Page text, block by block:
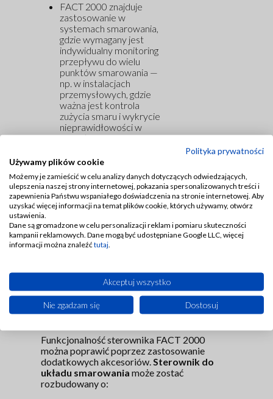
FACT 2000 znajduje
zastosowanie w
systemach smarowania,
gdzie wymagany jest
indywidualny monitoring
przepływu do wielu
punktów smarowania —
np. w instalacjach
przemysłowych, gdzie
ważna jest kontrola
zużycia smaru i wykrycie
nieprawidłowości w
przepływie.
Pliki do pobrania:
sterownik FACT 2000
Sterownik układów
centralnego smarowania–
dodatkowe akcesoria
Funkcjonalność sterownika FACT 2000
można poprawić poprzez zastosowanie
dodatkowych akcesoriów.Sterownik do
układu smarowania może zostać
rozbudowany o:
Polityka prywatności
Używamy plików cookie
Możemy je zamieścić w celu analizy danych dotyczących odwiedzających,
ulepszenia naszej strony internetowej, pokazania spersonalizowanych treści i
zapewnienia Państwu wspaniałego doświadczenia na stronie internetowej. Aby
uzyskać więcej informacji na temat plików cookie, których używamy, otwórz
ustawienia.
Dane są gromadzone w celu personalizacji reklam i pomiaru skuteczności
kampanii reklamowych. Dane mogą być udostępniane Google LLC, więcej
informacji można znaleźć tutaj
Akceptuj wszystko
Nie zgadzam się Dostosuj